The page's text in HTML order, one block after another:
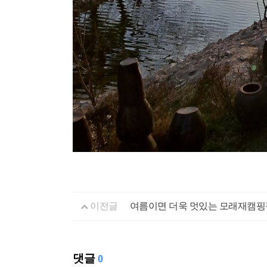
이전글 여름이면 더욱 멋있는 모래재캠
댓글 0